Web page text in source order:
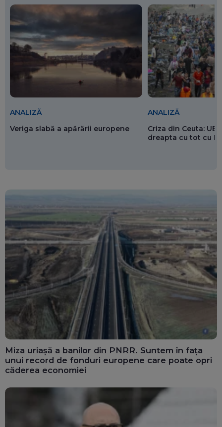
ANALIZĂ
Veriga slabă a apărării europene
ANALIZĂ
Criza din Ceuta: UE
dreapta cu tot cu
Miza uriașă a banilor din PNRR. Suntem în fața
unui record de fonduri europene care poate opri
căderea economiei